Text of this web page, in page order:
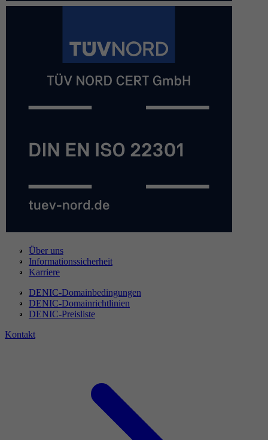
Über uns
Informationssicherheit
Karriere
DENIC-Domainbedingungen
DENIC-Domainrichtlinien
DENIC-Preisliste
Kontakt